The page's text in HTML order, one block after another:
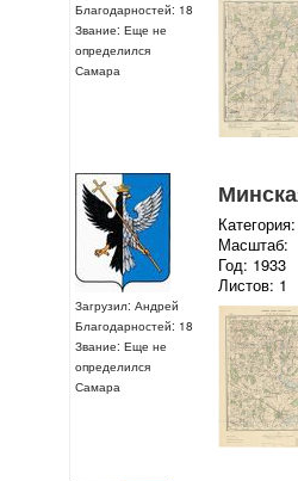
Благодарностей: 18
Звание: Еще не
определился
Самара
Загрузил: Андрей
Благодарностей: 18
Звание: Еще не
определился
Самара
Масштаб:
Год: 1933
Листов: 1